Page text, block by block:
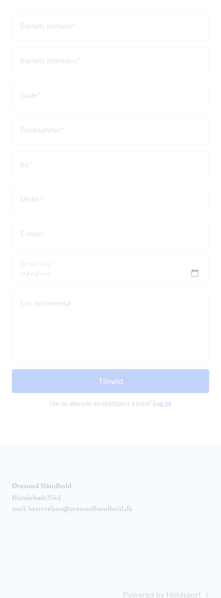
Barnets fornavn
Barnets efternavn
Gade
Postnummer
By
Mobil
E-mail
Evt. kommentar
Tilmeld
Har du allerede en Holdsport-konto? Log på
Øresund Håndbold
Humlebæk/Nivå
mail: bestyrelsen@oresundhandbold.dk
Powered by Holdsport